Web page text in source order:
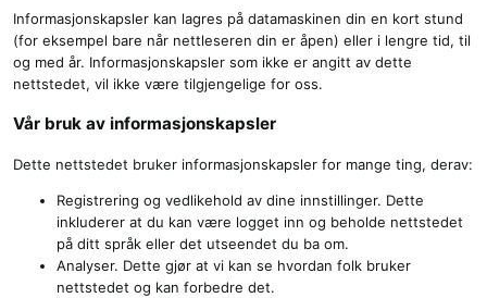
Informasjonskapsler kan lagres på datamaskinen din en kort stund
(for eksempel bare når nettleseren din er åpen) eller i lengre tid, til
og med år. Informasjonskapsler som ikke er angitt av dette
nettstedet, vil ikke være tilgjengelige for oss.
Vår bruk av informasjonskapsler
Dette nettstedet bruker informasjonskapsler for mange ting, derav:
Registrering og vedlikehold av dine innstillinger. Dette
inkluderer at du kan være logget inn og beholde nettstedet
på ditt språk eller det utseendet du ba om.
Analyser. Dette gjør at vi kan se hvordan folk bruker
nettstedet og kan forbedre det.